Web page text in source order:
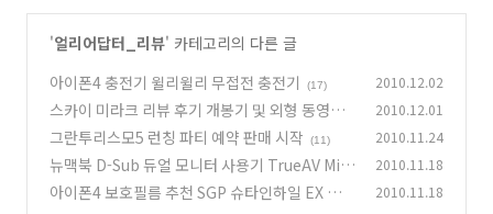
'얼리어답터_리뷰' 카테고리의 다른 글
아이폰4 충전기 윌리윌리 무접전 충전기
(17) 2010.12.02
스카이 미라크 리뷰 후기 개봉기 및 외형 동영상
(9)
2010.12.01
그란투리스모5 런칭 파티 예약 판매 시작 (11) 2010.11.24
뉴맥북 D-Sub 듀얼 모니터 사용기 TrueAV Mini
DisplayPort to VGA Adapter
(16)
2010.11.18
아이폰4 보호필름 추천 SGP 슈타인하일 EX 울트
2010.11.18